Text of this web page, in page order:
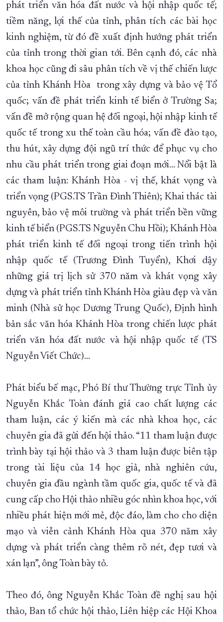
phát triển văn hóa đất nước và hội nhập quốc tế;
tiềm năng, lợi thế của tỉnh, phân tích các bài học
kinh nghiệm, từ đó đề xuất định hướng phát triển
của tỉnh trong thời gian tới. Bên cạnh đó, các nhà
khoa học cũng đi sâu phân tích về vị thế chiến lược
của tỉnh Khánh Hòa trong xây dựng và bảo vệ Tổ
quốc; vấn đề phát triển kinh tế biển ở Trường Sa;
vấn đề mở rộng quan hệ đối ngoại, hội nhập kinh tế
quốc tế trong xu thế toàn cầu hóa; vấn đề đào tạo,
thu hút, xây dựng đội ngũ trí thức để phục vụ cho
nhu cầu phát triển trong giai đoạn mới… Nổi bật là
các tham luận: Khánh Hòa - vị thế, khát vọng và
triển vọng (PGS.TS Trần Đình Thiên); Khai thác tài
nguyên, bảo vệ môi trường và phát triển bền vững
kinh tế biển (PGS.TS Nguyễn Chu Hồi); Khánh Hòa
phát triển kinh tế đối ngoại trong tiến trình hội
nhập quốc tế (Trương Đình Tuyển), Khơi dậy
những giá trị lịch sử 370 năm và khát vọng xây
dựng và phát triển tỉnh Khánh Hòa giàu đẹp và văn
minh (Nhà sử học Dương Trung Quốc), Định hình
bản sắc văn hóa Khánh Hòa trong chiến lược phát
triển văn hóa đất nước và hội nhập quốc tế (TS
Nguyễn Viết Chức)…
Phát biểu bế mạc, Phó Bí thư Thường trực Tỉnh ủy
Nguyễn Khắc Toàn đánh giá cao chất lượng các
tham luận, các ý kiến mà các nhà khoa học, các
chuyên gia đã gửi đến hội thảo. “11 tham luận được
trình bày tại hội thảo và 3 tham luận được biên tập
trong tài liệu của 14 học giả, nhà nghiên cứu,
chuyên gia đầu ngành tầm quốc gia, quốc tế và đã
cung cấp cho Hội thảo nhiều góc nhìn khoa học, với
nhiều phát hiện mới mẻ, độc đáo, làm cho cho diện
mạo và viễn cảnh Khánh Hòa qua 370 năm xây
dựng và phát triển càng thêm rõ nét, đẹp tươi và
xán lạn”, ông Toàn bày tỏ.
Theo đó, ông Nguyễn Khắc Toàn đề nghị sau hội
thảo, Ban tổ chức hội thảo, Liên hiệp các Hội Khoa